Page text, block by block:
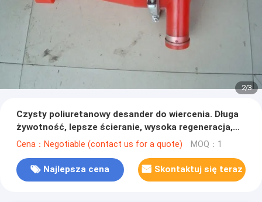
2/3
Czysty poliuretanowy desander do wiercenia. Długa
żywotność, lepsze ścieranie, wysoka regeneracja,
regulowalność, niska konserwacja.
Cena：Negotiable (contact us for a quote) MOQ：1
Najlepsza cena Skontaktuj się teraz